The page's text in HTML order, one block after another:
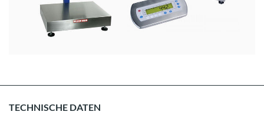
TECHNISCHE DATEN